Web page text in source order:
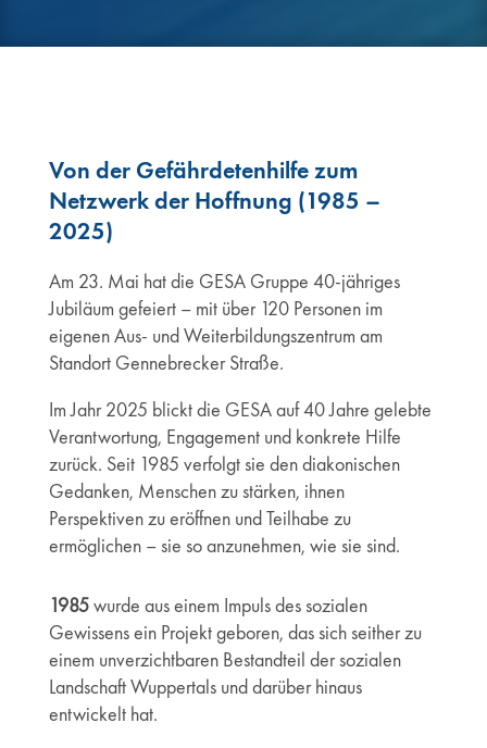
Von der Gefährdetenhilfe zum
Netzwerk der Hoffnung (1985 –
2025)
Am 23. Mai hat die GESA Gruppe 40-jähriges
Jubiläum gefeiert – mit über 120 Personen im
eigenen Aus- und Weiterbildungszentrum am
Standort Gennebrecker Straße.
Im Jahr 2025 blickt die GESA auf 40 Jahre gelebte
Verantwortung, Engagement und konkrete Hilfe
zurück. Seit 1985 verfolgt sie den diakonischen
Gedanken, Menschen zu stärken, ihnen
Perspektiven zu eröffnen und Teilhabe zu
ermöglichen – sie so anzunehmen, wie sie sind.
1985wurde aus einem Impuls des sozialen
Gewissens ein Projekt geboren, das sich seither zu
einem unverzichtbaren Bestandteil der sozialen
Landschaft Wuppertals und darüber hinaus
entwickelt hat.